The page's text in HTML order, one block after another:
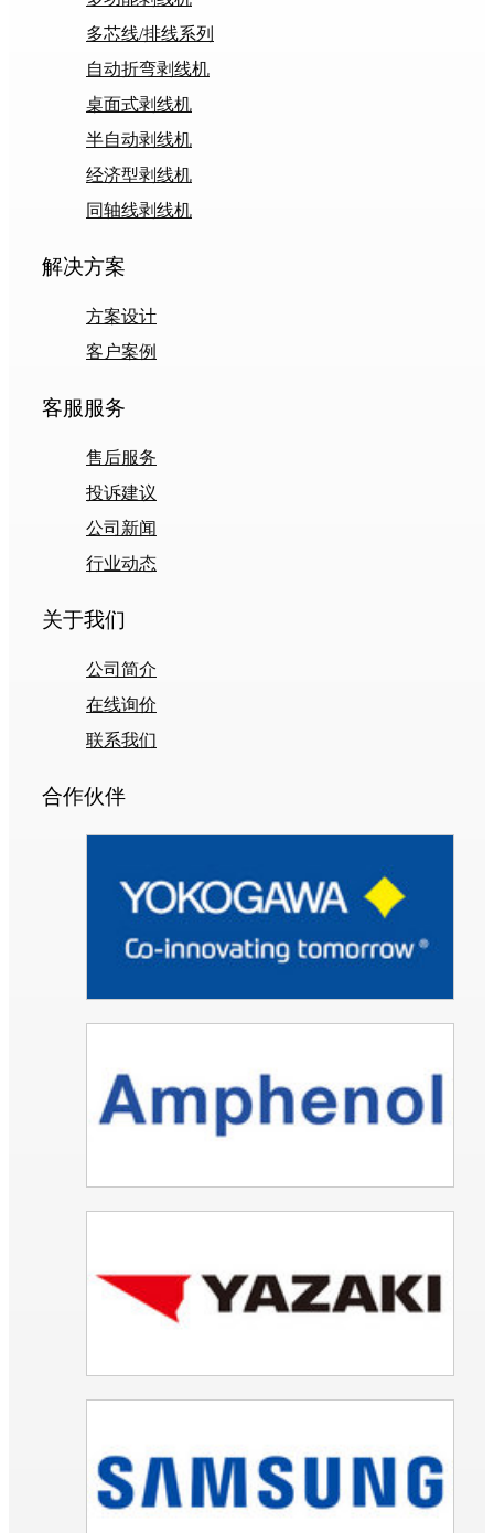
多芯线/排线系列
自动折弯剥线机
桌面式剥线机
半自动剥线机
经济型剥线机
同轴线剥线机
解决方案
方案设计
客户案例
客服服务
售后服务
投诉建议
公司新闻
行业动态
关于我们
公司简介
在线询价
联系我们
合作伙伴